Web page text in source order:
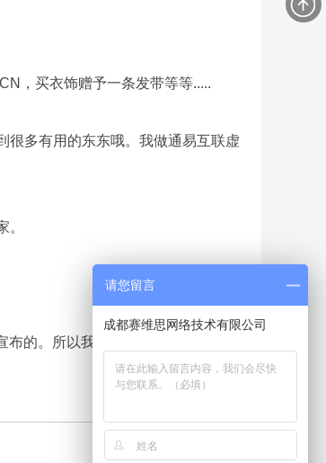
，买衣饰赠予一条发带等等.....
多有用的东东哦。我做通易互联虚
的。所以我们自己往注册了宣布不
请您留言
成都赛维思网络技术有限公司